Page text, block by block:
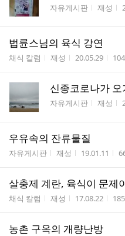
게시판명
자유게시판 작성자
재성
법륜스님의 육식 강연
게시판명
채식 칼럼 작성자
재성 작성시간
20.05.29 조
104
신종코로나가
게시판명
자유게시판 작성자
재성
우유속의 잔류물질
게시판명
자유게시판 작성자
재성 작성시간
19.01.11
살충제 계란, 육식이 문제
게시판명
채식 칼럼 작성자
재성 작성시간
17.08.22 조
185
농촌 구옥의 개량난방